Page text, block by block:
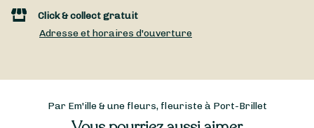
Click & collect gratuit
Adresse et horaires d'ouverture
Par Em'ille & une fleurs, fleuriste à Port-Brillet